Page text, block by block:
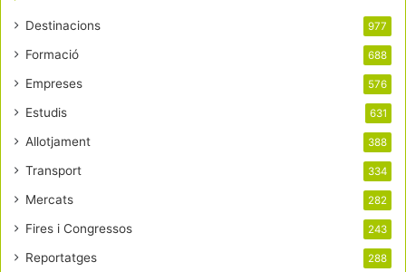
Destinacions 977
Formació 688
Empreses 576
Estudis 631
Allotjament 388
Transport 334
Mercats 282
Fires i Congressos 243
Reportatges 288